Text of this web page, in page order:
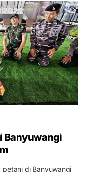
Banyuwangi
petani di Banyuwangi